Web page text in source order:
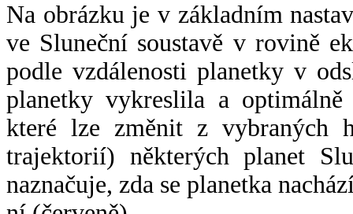
Na obrázku je v základním
ve Sluneční soustavě v rovině
podle vzdálenosti planetky v
planetky vykreslila a
které lze změnit z vybraných
trajektorií) některých planet
naznačuje, zda se planetka